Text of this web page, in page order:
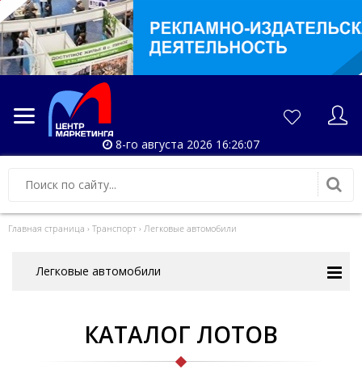
8-го августа 2026 16:26:07
Главная страница › Транспорт › Легковые автомобили
Легковые автомобили
КАТАЛОГ ЛОТОВ